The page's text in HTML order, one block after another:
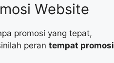
Website
promosi yang tepat,
peran tempat promosi